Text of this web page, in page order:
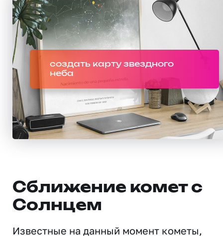
создать карту звездного
неба
Сближение комет с
Солнцем
Известные на данный момент кометы,